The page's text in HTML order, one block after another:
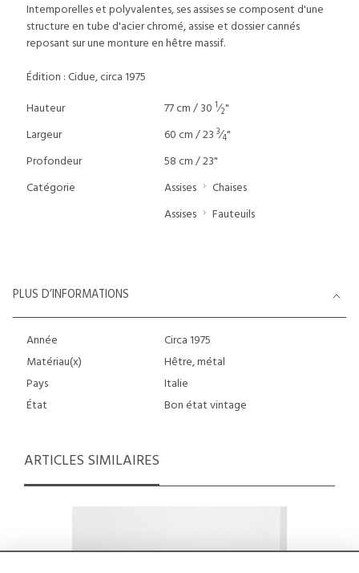
Intemporelles et polyvalentes, ses assises se composent d'une
structure en tube d'acier chromé, assise et dossier cannés
reposant sur une monture en hêtre massif.
Édition : Cidue, circa 1975
Hauteur
77 cm / 30 1⁄2"
Largeur
60 cm / 23 3⁄4"
Profondeur
58 cm / 23"
Catégorie
Assises
Chaises
Assises
Fauteuils
PLUS D’INFORMATIONS
Année
Circa 1975
Matériau(x)
Hêtre, métal
Pays
Italie
État
Bon état vintage
ARTICLES SIMILAIRES